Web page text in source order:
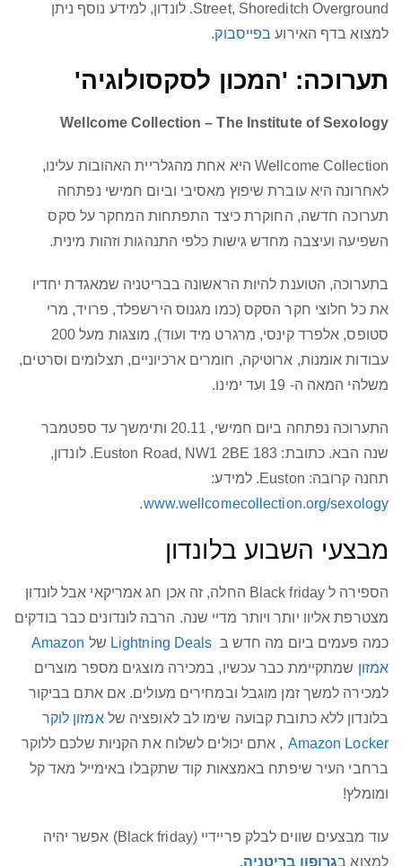
Street, Shoreditch Overground. לונדון, למידע נוסף ניתן
למצוא בדף האירוע בפייסבוק.
תערוכה: 'המכון לסקסולוגיה'
Wellcome Collection – The Institute of Sexology
Wellcome Collection היא אחת מהגלריית האהובות עלינו,
לאחרונה היא עוברת שיפוץ מאסיבי וביום חמישי נפתחה
תערוכה חדשה, החוקרת כיצד התפתחות המחקר על סקס
השפיעה ועיצבה מחדש גישות כלפי התנהגות וזהות מינית.
בתערוכה, הטוענת להיות הראשונה בבריטניה שמאגדת יחדיו
את כל חלוצי חקר הסקס (כמו מגנוס הירשפלד, פרויד, מרי
סטופס, אלפרד קינסי, מרגרט מיד ועוד), מוצגות מעל 200
עבודות אומנות, ארוטיקה, חומרים ארכיוניים, תצלומים וסרטים,
משלהי המאה ה- 19 ועד ימינו.
התערוכה נפתחה ביום חמישי, 20.11 ותימשך עד ספטמבר
שנה הבא. כתובת: 183 Euston Road, NW1 2BE. לונדון,
תחנה קרובה: Euston. למידע:
www.wellcomecollection.org/sexology
.
מבצעי השבוע בלונדון
הספירה ל Black friday החלה, זה אכן חג אמריקאי אבל לונדון
מצטרפת אליוו יותר ויותר מדיי שנה. הרבה לונדונים כבר בודקים
כמה פעמים ביום מה חדש ב Lightning Deals של Amazon
אמזון שמתקיימת כבר עכשיו, במכירה מוצגים מספר מוצרים
למכירה למשך זמן מוגבל ובמחירים מעולים. אם אתם בביקור
בלונדון ללא כתובת קבועה שימו לב לאופציה שלאמזון לוקר
Amazon Locker , אתם יכולים לשלוח את הקניות שלכם ללוקר
ברחבי העיר שיפתח באמצאות קוד שתקבלו באימייל מאד קל
ומומלץ!
עוד מבצעים שווים לבלק פריידיי (Black friday) אפשר יהיה
למצוא בגרופון בריטניה.